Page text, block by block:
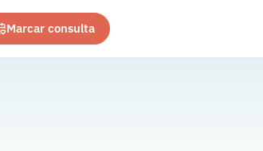
Marcar consulta